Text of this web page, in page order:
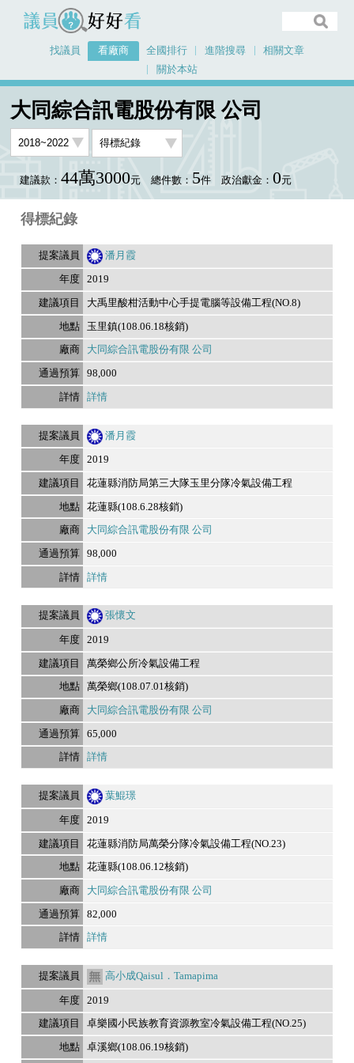
議員好好看
找議員 看廠商 全國排行 進階搜尋
相關文章
關於本站
大同綜合訊電股份有限 公司
建議款： 44萬3000元 總件數： 5件 政治獻金： 0元
得標紀錄
潘月霞
2019
大禹里酸柑活動中心手提電腦等設備工程(NO.8)
玉里鎮(108.06.18核銷)
大同綜合訊電股份有限 公司
98,000
詳情
潘月霞
2019
花蓮縣消防局第三大隊玉里分隊冷氣設備工程
花蓮縣(108.6.28核銷)
大同綜合訊電股份有限 公司
98,000
詳情
張懷文
2019
萬榮鄉公所冷氣設備工程
萬榮鄉(108.07.01核銷)
大同綜合訊電股份有限 公司
65,000
詳情
葉鯤璟
2019
花蓮縣消防局萬榮分隊冷氣設備工程(NO.23)
花蓮縣(108.06.12核銷)
大同綜合訊電股份有限 公司
82,000
詳情
高小成Qaisul．Tamapima
2019
卓樂國小民族教育資源教室冷氣設備工程(NO.25)
卓溪鄉(108.06.19核銷)